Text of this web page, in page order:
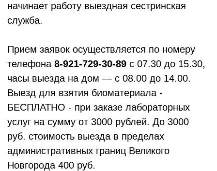
начинает работу выездная сестринская
служба.
Прием заявок осуществляется по номеру
телефона 8-921-729-30-89 с 07.30 до 15.30,
часы выезда на дом — с 08.00 до 14.00.
Выезд для взятия биоматериала -
БЕСПЛАТНО - при заказе лабораторных
услуг на сумму от 3000 рублей. До 3000
руб. стоимость выезда в пределах
административных границ Великого
Новгорода 400 руб.